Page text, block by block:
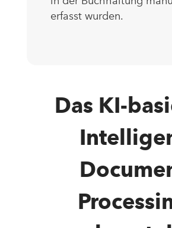
erfasst wurden.
Das KI-